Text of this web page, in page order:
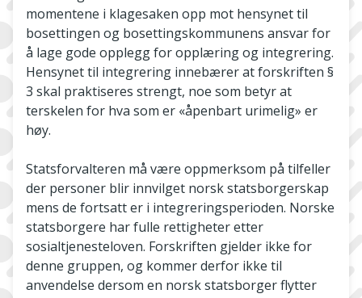
momentene i klagesaken opp mot hensynet til
bosettingen og bosettingskommunens ansvar for
å lage gode opplegg for opplæring og integrering.
Hensynet til integrering innebærer at forskriften §
3 skal praktiseres strengt, noe som betyr at
terskelen for hva som er «åpenbart urimelig» er
høy.
Statsforvalteren må være oppmerksom på tilfeller
der personer blir innvilget norsk statsborgerskap
mens de fortsatt er i integreringsperioden. Norske
statsborgere har fulle rettigheter etter
sosialtjenesteloven. Forskriften gjelder ikke for
denne gruppen, og kommer derfor ikke til
anvendelse dersom en norsk statsborger flytter